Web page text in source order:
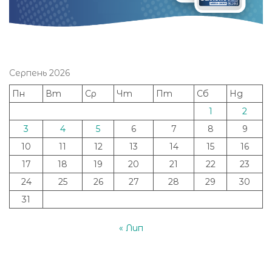
Серпень 2026
Пн
Вт Ср Чт Пт Сб
Нд
1
2
3
4 5 6 7 8
9
10
11 12 13 14 15
16
17
18 19 20 21 22
23
24
25 26 27 28 29
30
31
« Лип